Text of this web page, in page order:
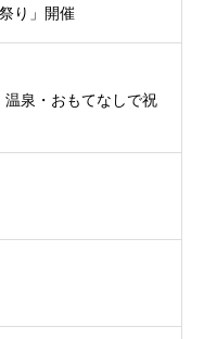
り」開催
温泉・おもてなしで祝